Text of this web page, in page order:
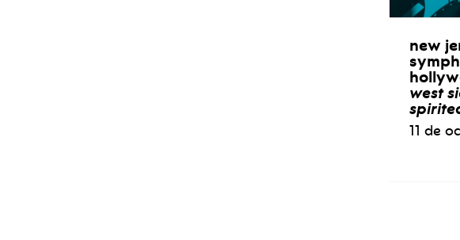
new
west
11 de